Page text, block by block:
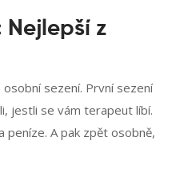
Nejlepší z
sezení. První sezení
jestli se vám terapeut líbí.
peníze. A pak zpět osobně,